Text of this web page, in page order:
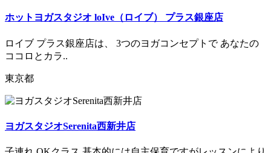
ホットヨガスタジオ loIve（ロイブ） プラス銀座店
ロイブ プラス銀座店は、 3つのヨガコンセプトで あなたの
ココロとカラ..
東京都
ヨガスタジオSerenita西新井店